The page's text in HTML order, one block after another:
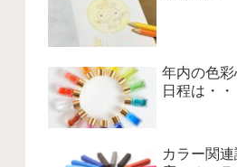
年内の色
日程は・・
カラー関